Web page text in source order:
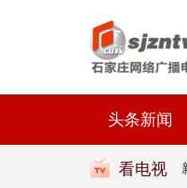
头条新闻
看电视